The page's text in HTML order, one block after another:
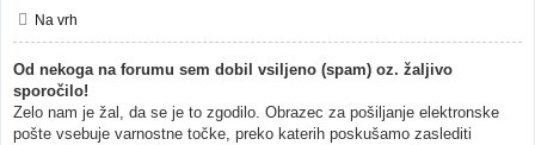
Na vrh
Od nekoga na forumu sem dobil vsiljeno (spam) oz. žaljivo
sporočilo!
Zelo nam je žal, da se je to zgodilo. Obrazec za pošiljanje elektronske
pošte vsebuje varnostne točke, preko katerih poskušamo zaslediti